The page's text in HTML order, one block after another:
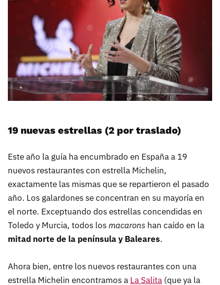
19 nuevas estrellas (2 por traslado)
Este año la guía ha encumbrado en España a 19
nuevos restaurantes con estrella Michelin,
exactamente las mismas que se repartieron el pasado
año. Los galardones se concentran en su mayoría en
el norte. Exceptuando dos estrellas concendidas en
Toledo y Murcia, todos losmacarons han caído en la
mitad norte de la península y Baleares.
Ahora bien, entre los nuevos restaurantes con una
estrella Michelin encontramos a La Salita (que ya la